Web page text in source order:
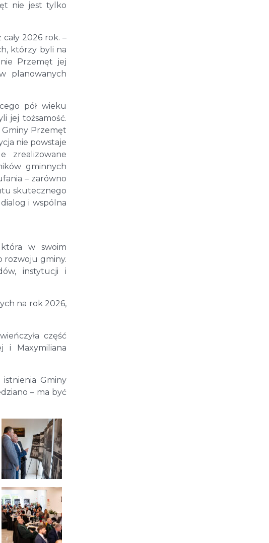
nie jest tylko
2026 rok. –
którzy byli na
Przemęt jej
planowanych
pół wieku
jej tożsamość.
Przemęt
nie powstaje
zrealizowane
gminnych
– zarówno
skutecznego
i wspólna
która w swoim
rozwoju gminy.
instytucji i
na rok 2026,
część
i Maxymiliana
Gminy
– ma być